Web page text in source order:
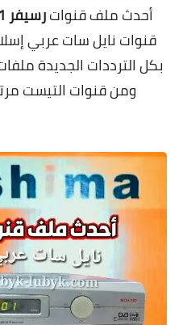
أحدث ملف قنواترسيفر Hiroshima
قنوات نايل سات عربي
بكل الترددات الجديدة
ومن قنوات التيست